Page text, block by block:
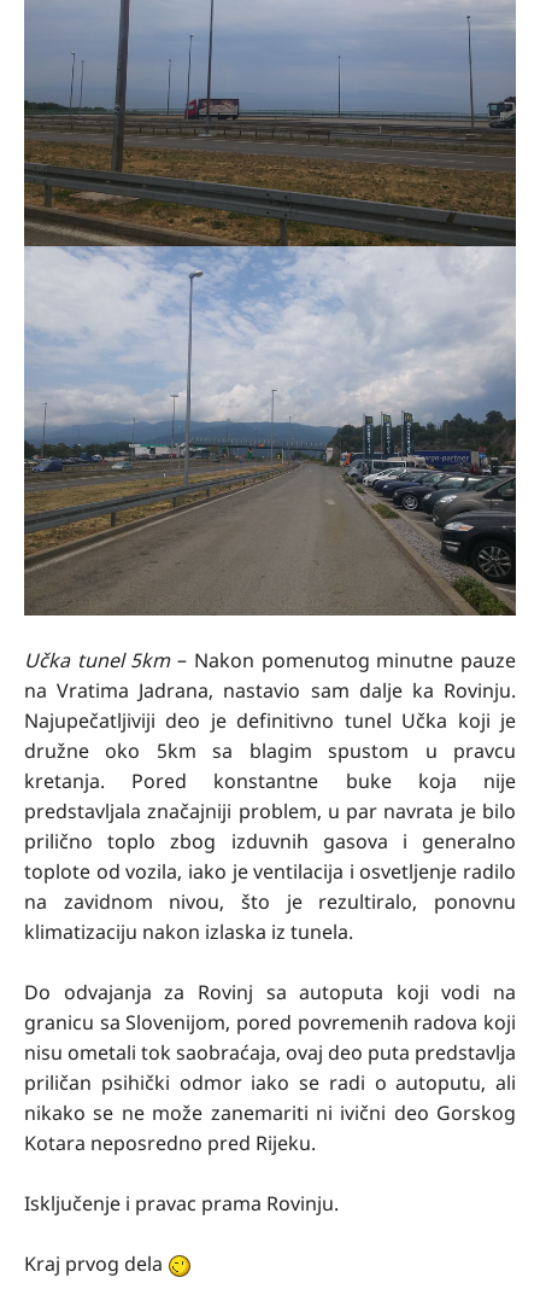
Učka tunel 5km– Nakon pomenutog minutne pauze
na Vratima Jadrana, nastavio sam dalje ka Rovinju.
Najupečatljiviji deo je definitivno tunel Učka koji je
družne oko 5km sa blagim spustom u pravcu
kretanja. Pored konstantne buke koja nije
predstavljala značajniji problem, u par navrata je bilo
prilično toplo zbog izduvnih gasova i generalno
toplote od vozila, iako je ventilacija i osvetljenje radilo
na zavidnom nivou, što je rezultiralo, ponovnu
klimatizaciju nakon izlaska iz tunela.
Do odvajanja za Rovinj sa autoputa koji vodi na
granicu sa Slovenijom, pored povremenih radova koji
nisu ometali tok saobraćaja, ovaj deo puta predstavlja
priličan psihički odmor iako se radi o autoputu, ali
nikako se ne može zanemariti ni ivični deo Gorskog
Kotara neposredno pred Rijeku.
Isključenje i pravac prama Rovinju.
Kraj prvog dela